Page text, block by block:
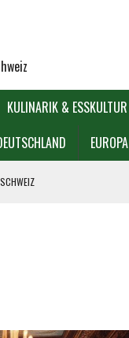
KULINARIK & ESSKULTUR
EUROPA